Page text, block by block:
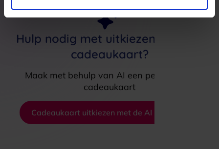
Hulp nodig met uitkiezen van een
cadeaukaart?
Maak met behulp van AI een persoonlijke
cadeaukaart
Cadeaukaart uitkiezen met de AI koophulp